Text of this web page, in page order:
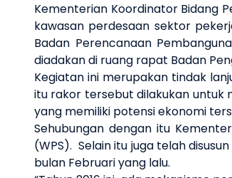
Kementerian Koordinator Bidang
kawasan perdesaan sektor
Badan Perencanaan
diadakan di ruang rapat Badan
Kegiatan ini merupakan tindak
itu rakor tersebut dilakukan untuk
yang memiliki potensi ekonomi
Sehubungan dengan itu
(WPS). Selain itu jugatelahdisusun
bulan Februari yang lalu.